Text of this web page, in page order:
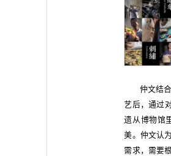
仲文结
艺后，通过
遗从博物馆
美。仲文认
需求，需要